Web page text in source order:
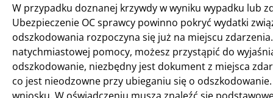
W przypadku doznanej krzywdy w wyniku wypadku lub
Ubezpieczenie OC sprawcy powinno pokryć wydatki
odszkodowania rozpoczyna się już na miejscu
natychmiastowej pomocy, możesz przystąpić do
odszkodowanie, niezbędny jest dokument z miejsca
co jest nieodzowne przy ubieganiu się o